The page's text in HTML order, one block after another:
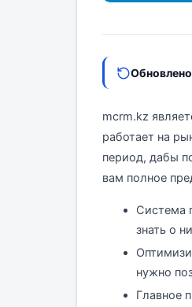
mcrm.kz
работает на
период, дабы
вам полное
Система
знать о
нужно
Главное